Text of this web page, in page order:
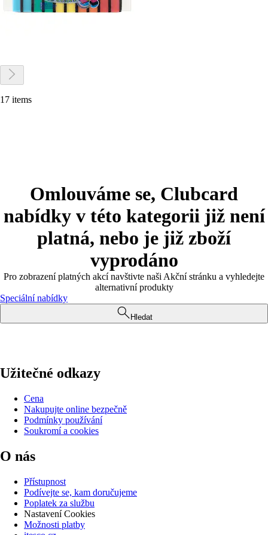
17 items
Omlouváme se, Clubcard
nabídky v této kategorii již není
platná, nebo je již zboží
vyprodáno
Pro zobrazení platných akcí navštivte naši Akční stránku a vyhledejte
alternativní produkty
Speciální nabídky
Hledat
Užitečné odkazy
Cena
Nakupujte online bezpečně
Podmínky používání
Soukromí a cookies
O nás
Přístupnost
Podívejte se, kam doručujeme
Poplatek za službu
Nastavení Cookies
Možnosti platby